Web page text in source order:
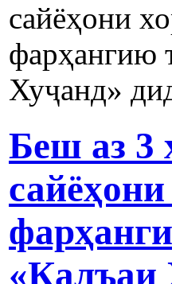
сайёҳони
фарҳангию
Хуҷанд»
Беш аз 3
«Қалъаи